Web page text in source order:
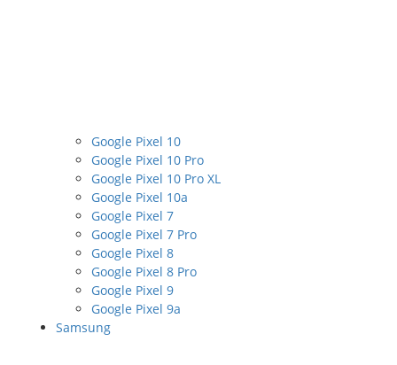
Google Pixel 10
Google Pixel 10 Pro
Google Pixel 10 Pro XL
Google Pixel 10a
Google Pixel 7
Google Pixel 7 Pro
Google Pixel 8
Google Pixel 8 Pro
Google Pixel 9
Google Pixel 9a
Samsung